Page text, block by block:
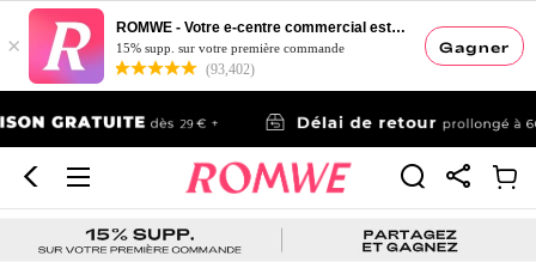
Gagner
×
ROMWE - Votre e-centre commercial esthétique
15% supp. sur votre première commande
(93,402)